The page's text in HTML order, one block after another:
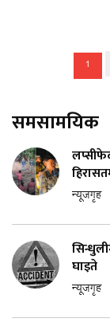
1
समसामयिक
न्यूजगृह
घाइते
न्यूजगृह